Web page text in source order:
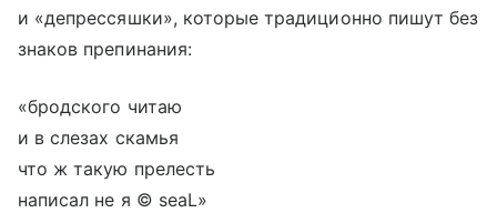
и «депрессяшки», которые традиционно пишут без
знаков препинания:
«бродского читаю
и в слезах скамья
что ж такую прелесть
написал не я © seaL»